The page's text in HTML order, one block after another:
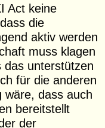
Act keine
die
aktiv werden
muss klagen
das unterstützen
für die anderen
wäre, dass auch
bereitstellt
der